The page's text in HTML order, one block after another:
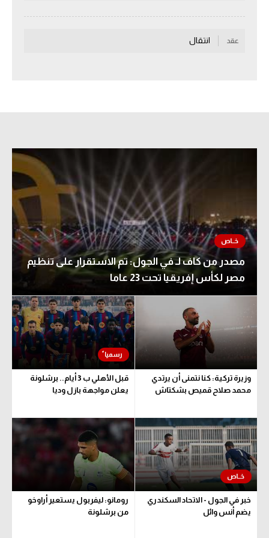
سعودي في الجول
الدوري الإنجليزي
كرة يد
كرة طائرة
الوطن العربي
رياضة نسائية
أمريكا
أقسام خاصة
Gamers
ميركاتو
تحقيق في الجول
عقد انتقال
مصدر من كاف لـ في الجول: تم الاستقرار على تنظيم
مصر لكأس إفريقيا تحت 23 عاما
وزيرة تركية: كنا نتمنى أن يرتدي
محمد صلاح قميص بشكتاش
قبل الأهلي ب 3 أيام.. برشلونة
يعلن مواجهة بازل وديا
خبر في الجول - الاتحاد السكندري
يضم أنس وائل
رومانو: ليفربول يستعير أراوخو
من برشلونة